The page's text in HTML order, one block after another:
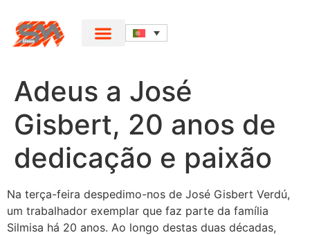
Adeus a José
Gisbert, 20 anos de
dedicação e paixão
Na terça-feira despedimo-nos de José Gisbert Verdú,
um trabalhador exemplar que faz parte da família
Silmisa há 20 anos. Ao longo destas duas décadas,